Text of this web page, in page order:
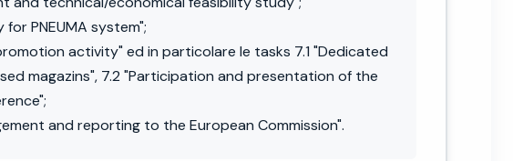
PNEUMA system";
activity" ed in particolare le tasks 7.1 "Dedicated
magazins", 7.2 "Participation and presentation of the
and reporting to the European Commission".